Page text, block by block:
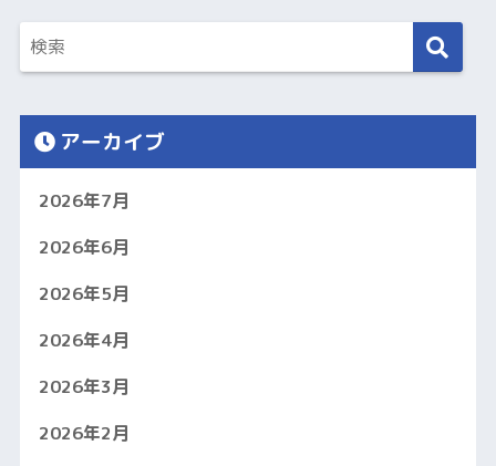
アーカイブ
2026年7月
2026年6月
2026年5月
2026年4月
2026年3月
2026年2月